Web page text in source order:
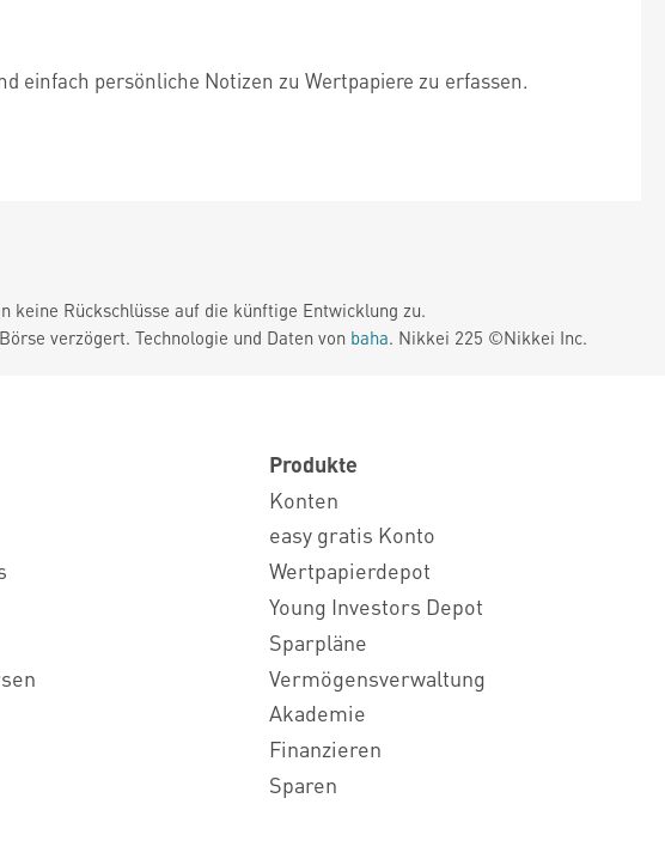
einfach persönliche Notizen zu Wertpapiere zu erfassen.
keine Rückschlüsse auf die künftige Entwicklung zu.
verzögert. Technologie und Daten von baha. Nikkei 225 ©Nikkei Inc.
Produkte
Konten
easy gratis Konto
Wertpapierdepot
Young Investors Depot
Sparpläne
Vermögensverwaltung
Akademie
Finanzieren
Sparen